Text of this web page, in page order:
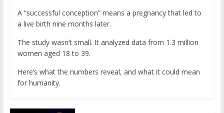
A “successful conception” means a pregnancy that led to
a live birth nine months later.
The study wasn’t small. It analyzed data from 1.3 million
women aged 18 to 39.
Here’s what the numbers reveal, and what it could mean
for humanity.